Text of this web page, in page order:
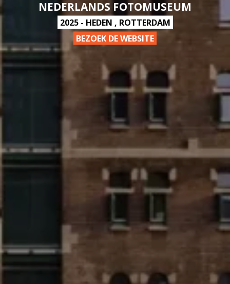
NEDERLANDS FOTOMUSEUM
2025 - HEDEN , ROTTERDAM
BEZOEK DE WEBSITE